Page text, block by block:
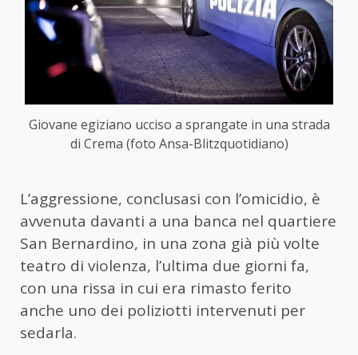
Giovane egiziano ucciso a sprangate in una strada
di Crema (foto Ansa-Blitzquotidiano)
L’aggressione, conclusasi con l’omicidio, è
avvenuta davanti a una banca nel quartiere
San Bernardino, in una zona già più volte
teatro di violenza, l’ultima due giorni fa,
con una rissa in cui era rimasto ferito
anche uno dei poliziotti intervenuti per
sedarla.